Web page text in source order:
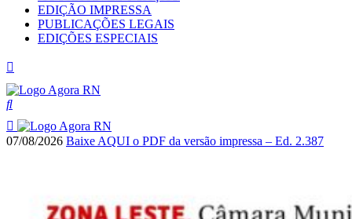
EDIÇÃO IMPRESSA
PUBLICAÇÕES LEGAIS
EDIÇÕES ESPECIAIS
07/08/2026 Baixe AQUI o PDF da versão impressa – Ed. 2.387